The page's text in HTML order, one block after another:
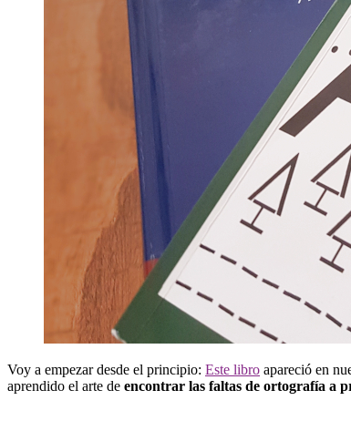
Voy a empezar desde el principio: Este libro apareció en
aprendido el arte de encontrar las faltas de ortografía a